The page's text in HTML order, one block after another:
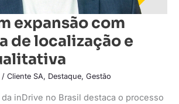
expansão com
de localização e
/ Cliente SA, Destaque, Gestão
inDrive no Brasil destaca o processo